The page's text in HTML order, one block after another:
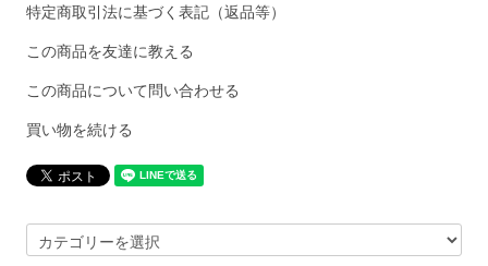
特定商取引法に基づく表記（返品等）
この商品を友達に教える
この商品について問い合わせる
買い物を続ける